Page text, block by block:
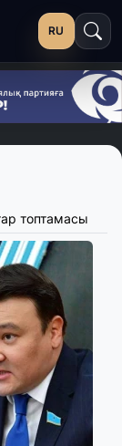
RU
топтамасы